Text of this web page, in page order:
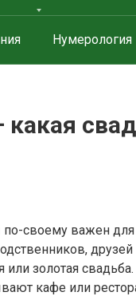
Нумерология
своему важен для
или золотая
кафе или